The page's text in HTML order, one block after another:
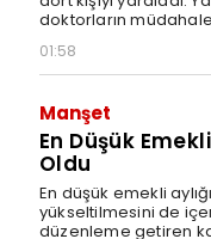
doktorların
01:58
Manşet
En Düşük
Oldu
En düşük emekli
yükseltilmesini de
düzenleme getiren